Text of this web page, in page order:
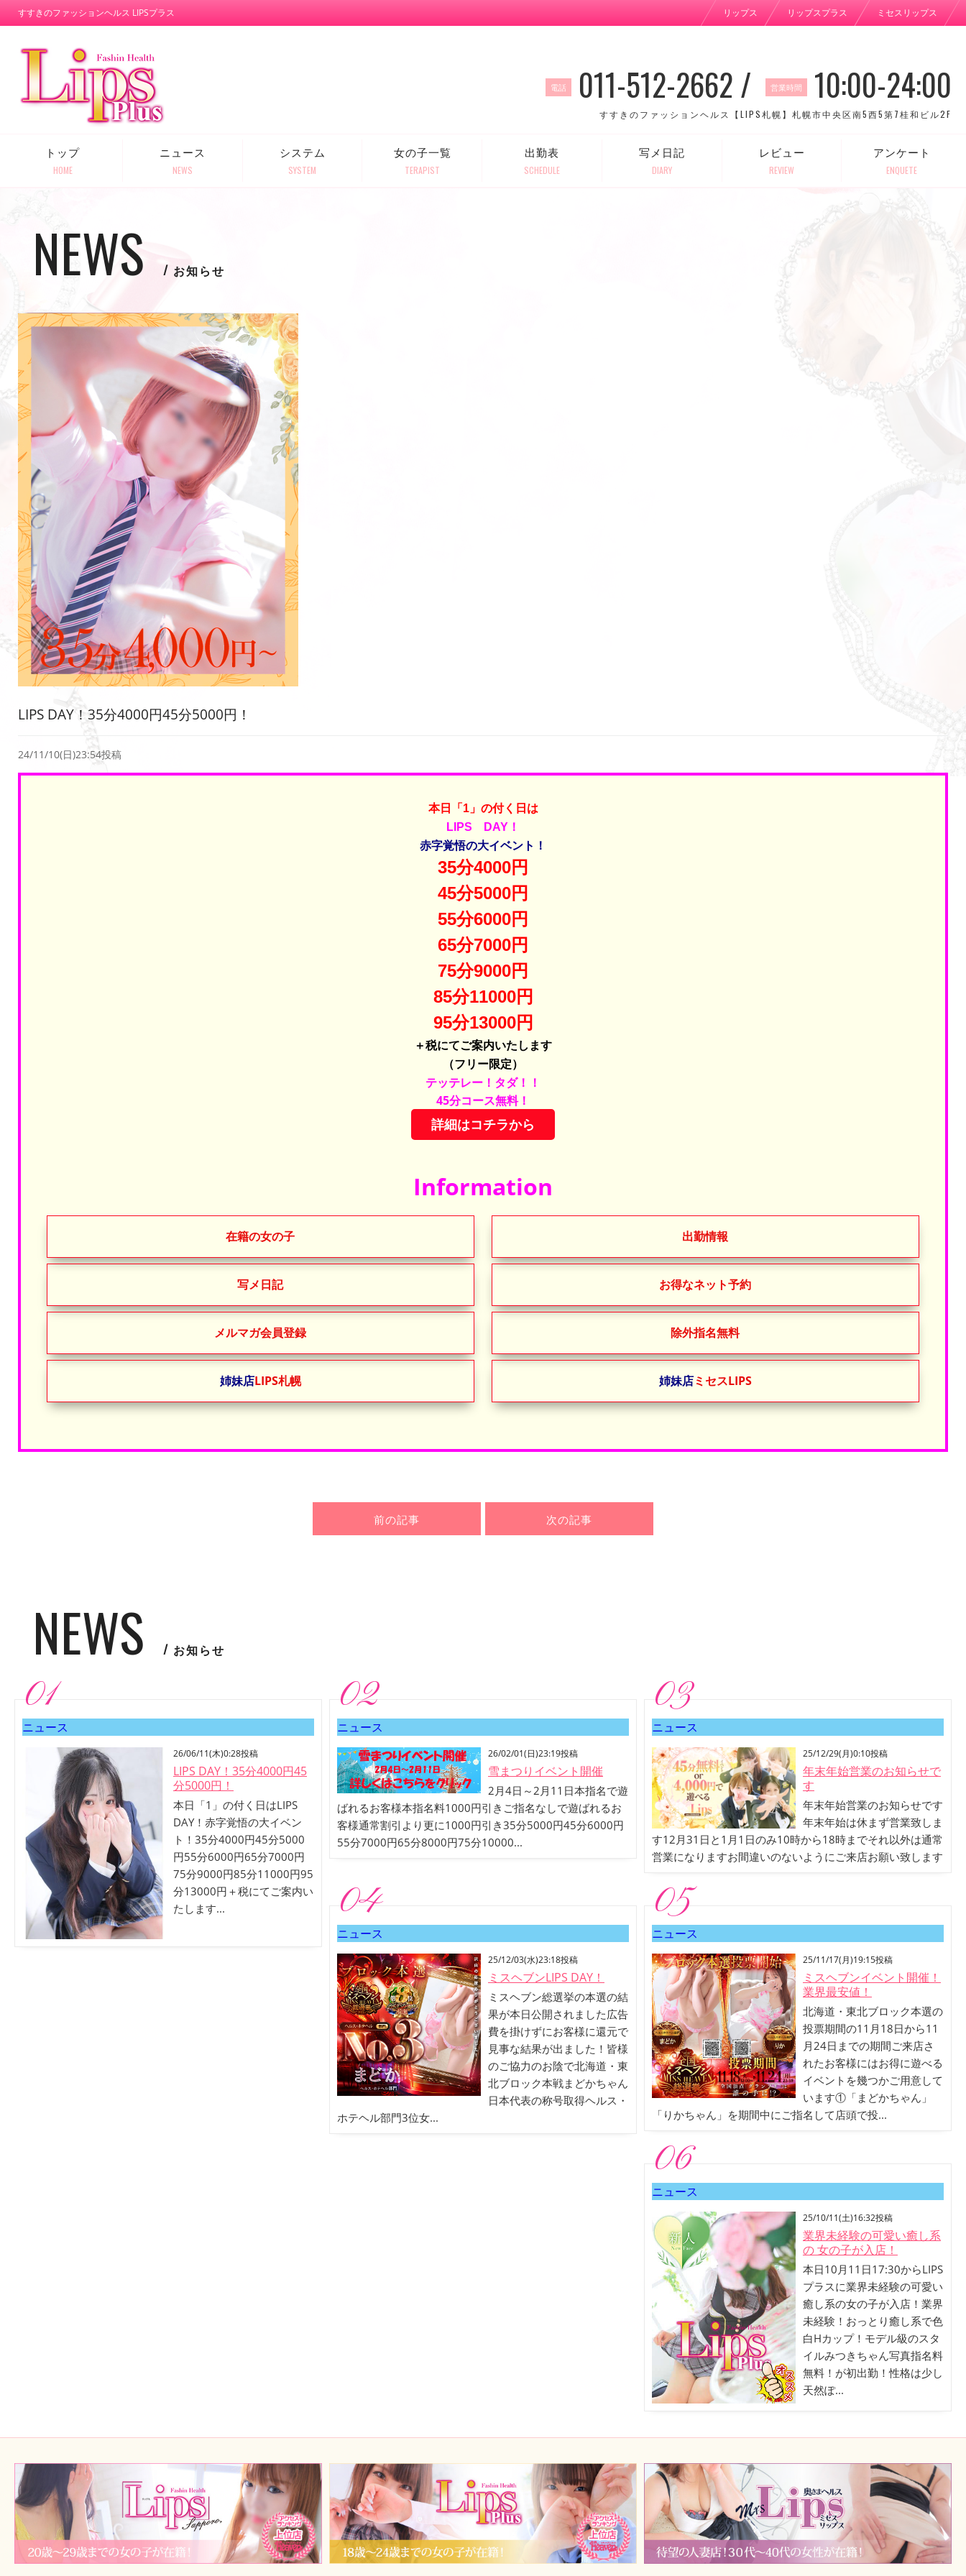
すすきのファッションヘルス LIPSプラス リップス リップスプラス ミセスリップス
電話 011-512-2662 / 営業時間 10:00-24:00
すすきのファッションヘルス【LIPS札幌】札幌市中央区南5西5第7桂和ビル2F
トップ
HOME
ニュース
NEWS
システム
SYSTEM
女の子一覧
TERAPIST
出勤表
SCHEDULE
写メ日記
DIARY
レビュー
REVIEW
アンケート
ENQUETE
NEWS お知らせ
LIPS DAY！35分4000円45分5000円！
24/11/10(日)23:54投稿
本日「1」の付く日は
LIPS DAY！
赤字覚悟の大イベント！
35分4000円
45分5000円
55分6000円
65分7000円
75分9000円
85分11000円
95分13000円
＋税にてご案内いたします
（フリー限定）
テッテレー！タダ！！
45分コース無料！
詳細はコチラから
Information
在籍の女の子 出勤情報
写メ日記 お得なネット予約
メルマガ会員登録 除外指名無料
姉妹店LIPS札幌 姉妹店ミセスLIPS
前の記事 次の記事
NEWS お知らせ
01
ニュース
26/06/11(木)0:28投稿
LIPS DAY！35分4000円45
分5000円！
本日「1」の付く日はLIPS
DAY！赤字覚悟の大イベン
ト！35分4000円45分5000
円55分6000円65分7000円
75分9000円85分11000円95
分13000円＋税にてご案内い
たします...
02
ニュース
26/02/01(日)23:19投稿
雪まつりイベント開催
2月4日～2月11日本指名で遊
ばれるお客様本指名料1000円引きご指名なしで遊ばれるお
客様通常割引より更に1000円引き35分5000円45分6000円
55分7000円65分8000円75分10000...
03
ニュース
25/12/29(月)0:10投稿
年末年始営業のお知らせで
す
年末年始営業のお知らせです
年末年始は休まず営業致しま
す12月31日と1月1日のみ10時から18時までそれ以外は通常
営業になりますお間違いのないようにご来店お願い致します
04
ニュース
25/12/03(水)23:18投稿
ミスヘブンLIPS DAY！
ミスヘブン総選挙の本選の結
果が本日公開されました広告
費を掛けずにお客様に還元で
見事な結果が出ました！皆様
のご協力のお陰で北海道・東
北ブロック本戦まどかちゃん
日本代表の称号取得ヘルス・
ホテヘル部門3位女...
05
ニュース
25/11/17(月)19:15投稿
ミスヘブンイベント開催！
業界最安値！
北海道・東北ブロック本選の
投票期間の11月18日から11
月24日までの期間ご来店さ
れたお客様にはお得に遊べる
イベントを幾つかご用意して
います①「まどかちゃん」
「りかちゃん」を期間中にご指名して店頭で投...
06
ニュース
25/10/11(土)16:32投稿
業界未経験の可愛い癒し系
の 女の子が入店！
本日10月11日17:30からLIPS
プラスに業界未経験の可愛い
癒し系の女の子が入店！業界
未経験！おっとり癒し系で色
白Hカップ！モデル級のスタ
イルみつきちゃん写真指名料
無料！が初出勤！性格は少し
天然ぽ...